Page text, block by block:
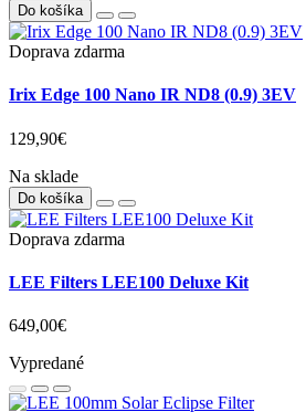
Do košíka
Doprava zdarma
Irix Edge 100 Nano IR ND8 (0.9) 3EV
129,90€
Na sklade
Do košíka
Doprava zdarma
LEE Filters LEE100 Deluxe Kit
649,00€
Vypredané